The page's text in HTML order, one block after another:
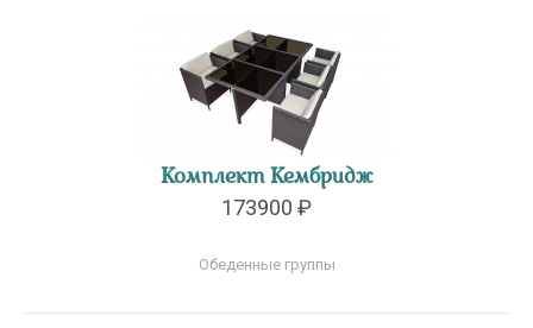
Комплект Кембридж
173900 ₽
Обеденные группы